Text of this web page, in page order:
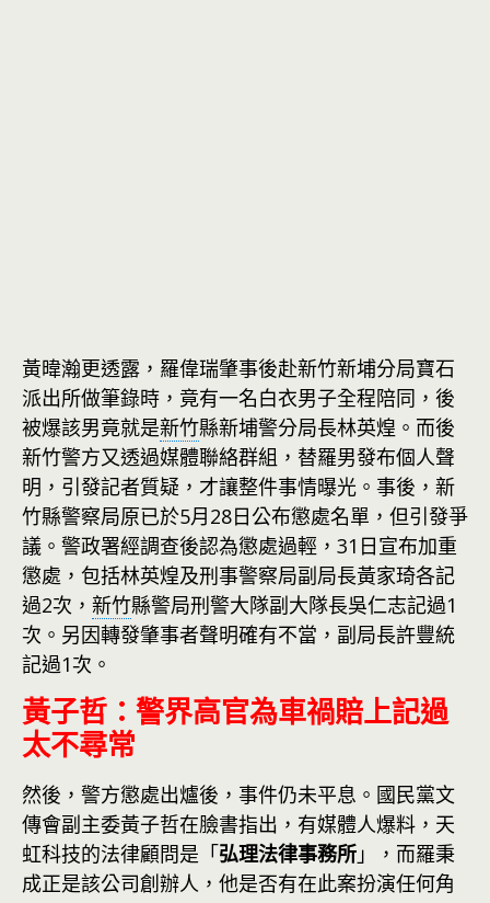
黃暐瀚更透露，羅偉瑞肇事後赴新竹新埔分局寶石
派出所做筆錄時，竟有一名白衣男子全程陪同，後
被爆該男竟就是新竹縣新埔警分局長林英煌。而後
新竹警方又透過媒體聯絡群組，替羅男發布個人聲
明，引發記者質疑，才讓整件事情曝光。事後，新
竹縣警察局原已於5月28日公布懲處名單，但引發爭
議。警政署經調查後認為懲處過輕，31日宣布加重
懲處，包括林英煌及刑事警察局副局長黃家琦各記
過2次， 新竹縣警局刑警大隊副大隊長吳仁志記過1
次。另因轉發肇事者聲明確有不當，副局長許豐統
記過1次。
黃子哲：警界高官為車禍賠上記過
太不尋常
然後，警方懲處出爐後，事件仍未平息。國民黨文
傳會副主委黃子哲在臉書指出，有媒體人爆料，天
虹科技的法律顧問是「弘理法律事務所 」，而羅秉
成正是該公司創辦人，他是否有在此案扮演任何角